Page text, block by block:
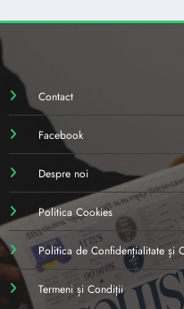
Contact
Facebook
Despre noi
Politica Cookies
Politica de Confidențialitate și
Termeni și Condiții